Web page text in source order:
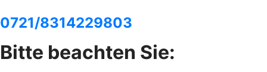
0721/8314229803
Bitte beachten Sie: